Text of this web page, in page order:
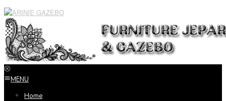
Loncat
ke
konten
MENU
Home